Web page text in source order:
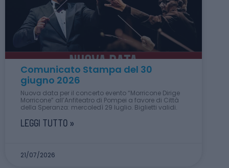
Comunicato Stampa del 30
giugno 2026
Nuova data per il concerto evento “Morricone Dirige
Morricone” all’Anfiteatro di Pompei a favore di Città
della Speranza: mercoledì 29 luglio. Biglietti validi.
LEGGI TUTTO »
21/07/2026